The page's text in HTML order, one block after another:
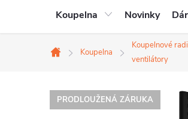
Koupelna Novinky
Domů
Koupelna
Koupelnové
ventilátory
PRODLOUŽENÁ ZÁRUKA